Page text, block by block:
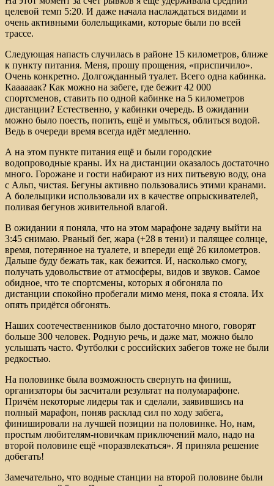
целевой темп 5:20. И даже начала наслаждаться видами и
очень активными болельщиками, которые были по всей
трассе.
Следующая напасть случилась в районе 15 километров, ближе
к пункту питания. Меня, прошу прощения, «приспичило».
Очень конкретно. Долгожданный туалет. Всего одна кабинка.
Каааааак? Как можно на забеге, где бежит 42 000
спортсменов, ставить по одной кабинке на 5 километров
дистанции? Естественно, у кабинки очередь. В ожидании
можно было поесть, попить, ещё и умыться, облиться водой.
Ведь в очереди время всегда идёт медленно.
А на этом пункте питания ещё и были городские
водопроводные краны. Их на дистанции оказалось достаточно
много. Горожане и гости набирают из них питьевую воду, она
с Альп, чистая. Бегуны активно пользовались этими кранами.
А болельщики использовали их в качестве опрыскивателей,
поливая бегунов живительной влагой.
В ожидании я поняла, что на этом марафоне задачу выйти на
3:45 снимаю. Рваный бег, жара (+28 в тени) и палящее солнце,
время, потерянное на туалете, и впереди ещё 26 километров.
Дальше буду бежать так, как бежится. И, насколько смогу,
получать удовольствие от атмосферы, видов и звуков. Самое
обидное, что те спортсмены, которых я обгоняла по
дистанции спокойно пробегали мимо меня, пока я стояла. Их
опять придётся обгонять.
Наших соотечественников было достаточно много, говорят
больше 300 человек. Родную речь, и даже мат, можно было
услышать часто. Футболки с российских забегов тоже не были
редкостью.
На половинке была возможность свернуть на финиш,
организаторы бы засчитали результат на полумарафоне.
Причём некоторые лидеры так и сделали, заявившись на
полный марафон, поняв расклад сил по ходу забега,
финишировали на лучшей позиции на половинке. Но, нам,
простым любителям-новичкам приключений мало, надо на
второй половине ещё «поразвлекаться». Я приняла решение
добегать!
Замечательно, что водные станции на второй половине были